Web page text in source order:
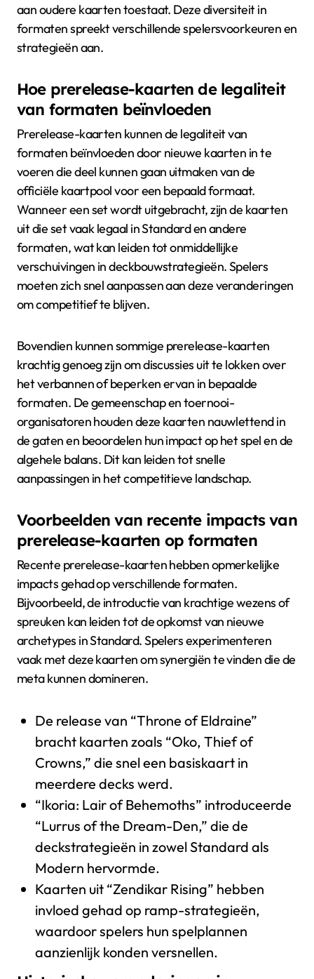
aan oudere kaarten toestaat. Deze diversiteit in
formaten spreekt verschillende spelersvoorkeuren en
strategieën aan.
Hoe prerelease-kaarten de legaliteit
van formaten beïnvloeden
Prerelease-kaarten kunnen de legaliteit van
formaten beïnvloeden door nieuwe kaarten in te
voeren die deel kunnen gaan uitmaken van de
officiële kaartpool voor een bepaald formaat.
Wanneer een set wordt uitgebracht, zijn de kaarten
uit die set vaak legaal in Standard en andere
formaten, wat kan leiden tot onmiddellijke
verschuivingen in deckbouwstrategieën. Spelers
moeten zich snel aanpassen aan deze veranderingen
om competitief te blijven.
Bovendien kunnen sommige prerelease-kaarten
krachtig genoeg zijn om discussies uit te lokken over
het verbannen of beperken ervan in bepaalde
formaten. De gemeenschap en toernooi-
organisatoren houden deze kaarten nauwlettend in
de gaten en beoordelen hun impact op het spel en de
algehele balans. Dit kan leiden tot snelle
aanpassingen in het competitieve landschap.
Voorbeelden van recente impacts van
prerelease-kaarten op formaten
Recente prerelease-kaarten hebben opmerkelijke
impacts gehad op verschillende formaten.
Bijvoorbeeld, de introductie van krachtige wezens of
spreuken kan leiden tot de opkomst van nieuwe
archetypes in Standard. Spelers experimenteren
vaak met deze kaarten om synergiën te vinden die de
meta kunnen domineren.
De release van “Throne of Eldraine”
bracht kaarten zoals “Oko, Thief of
Crowns,” die snel een basiskaart in
meerdere decks werd.
“Ikoria: Lair of Behemoths” introduceerde
“Lurrus of the Dream-Den,” die de
deckstrategieën in zowel Standard als
Modern hervormde.
Kaarten uit “Zendikar Rising” hebben
invloed gehad op ramp-strategieën,
waardoor spelers hun spelplannen
aanzienlijk konden versnellen.